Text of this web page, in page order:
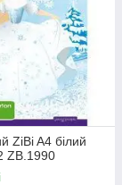
ZiBi A4 білий
ZB.1990